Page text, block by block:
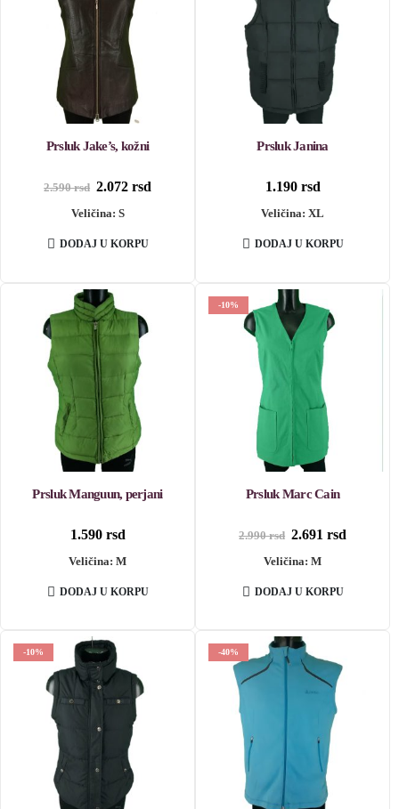
Prsluk Jake’s, kožni
2.590rsd Originalna
je
2.590 rsd.
2.072 rsdTrenutna
Veličina: S
DODAJ U KORPU
Prsluk Janina
1.190 rsd
Veličina: XL
DODAJ U KORPU
Prsluk Manguun, perjani
1.590 rsd
Veličina: M
DODAJ U KORPU
-10%
Prsluk Marc Cain
2.990rsd Originalna
je
2.990 rsd.
2.691 rsd
Veličina: M
DODAJ U KORPU
-10% -40%